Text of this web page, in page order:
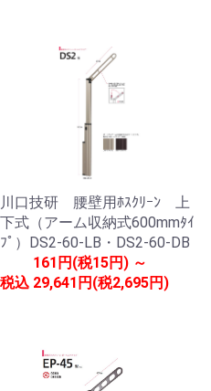
川口技研 腰壁用ﾎｽｸﾘｰﾝ 上
下式（アーム収納式600mmﾀｲ
ﾌﾟ）DS2-60-LB・DS2-60-DB
税込
161円(税15円) ～
29,641円(税2,695円)